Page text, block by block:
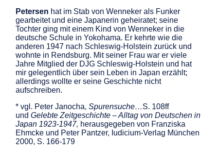
Petersen hat im Stab von Wenneker als Funker
gearbeitet und eine Japanerin geheiratet; seine
Tochter ging mit einem Kind von Wenneker in die
deutsche Schule in Yokohama. Er kehrte wie die
anderen 1947 nach Schleswig-Holstein zurück und
wohnte in Rendsburg. Mit seiner Frau war er viele
Jahre Mitglied der DJG Schleswig-Holstein und hat
mir gelegentlich über sein Leben in Japan erzählt;
allerdings wollte er seine Geschichte nicht
aufschreiben.
* vgl. Peter Janocha, Spurensuche…S. 108ff
und Gelebte Zeitgeschichte – Alltag von Deutschen in
Japan 1923-1947, herausgegeben von Franziska
Ehmcke und Peter Pantzer, Iudicium-Verlag München
2000, S. 166-179